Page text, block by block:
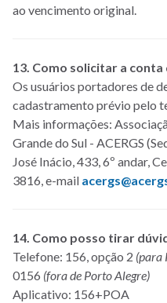
ao vencimento original.
13. Como solicitar a conta
Os usuários portadores de
cadastramento prévio pelo
Mais informações:
Grande do Sul - ACERGS
José Inácio, 433, 6º andar,
3816, e-mail
14. Como posso tirar
Telefone: 156, opção 2 (para
0156 (fora de Porto Alegre)
Aplicativo: 156+POA